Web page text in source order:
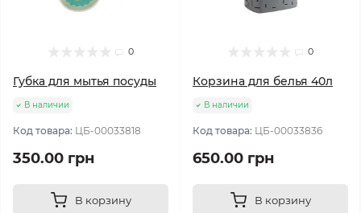
0
Губка для мытья посуды
В наличии
Код товара: ЦБ-00033818
350.00 грн
В корзину
0
Корзина для белья 40л
В наличии
Код товара: ЦБ-00033836
650.00 грн
В корзину